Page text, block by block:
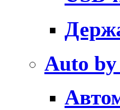
Auto